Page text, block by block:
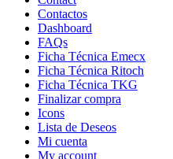
Contactos
Dashboard
FAQs
Ficha Técnica Emecx
Ficha Técnica Ritoch
Ficha Técnica TKG
Finalizar compra
Icons
Lista de Deseos
Mi cuenta
My account